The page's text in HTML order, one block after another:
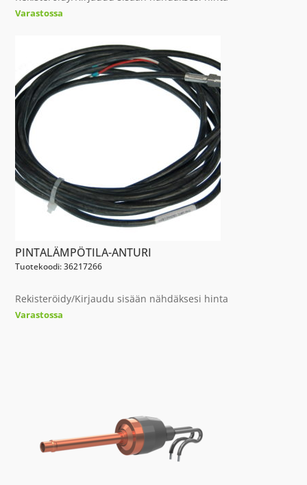
Varastossa
PINTALÄMPÖTILA-ANTURI
Tuotekoodi: 36217266
Rekisteröidy/Kirjaudu sisään nähdäksesi hinta
Varastossa